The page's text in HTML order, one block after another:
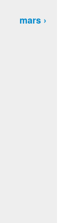
mars ›